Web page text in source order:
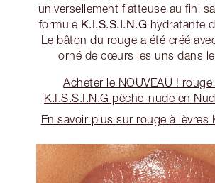
universellement flatteuse au fini
formule K.I.S.S.I.N.G hydratante
Le bâton du rouge a été créé
orné de cœurs les uns dans
Acheter le NOUVEAU ! rouge
K.I.S.S.I.N.G pêche-nude en
En savoir plus sur rouge à lèvres